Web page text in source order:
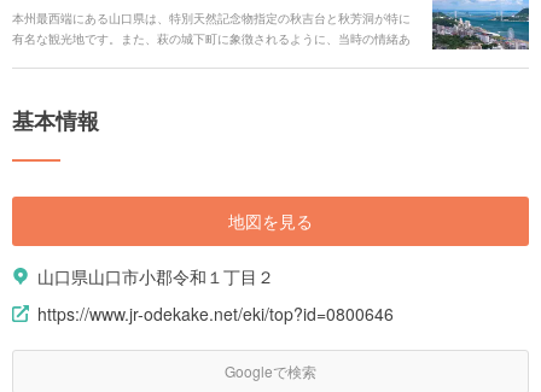
本州最西端にある山口県は、特別天然記念物指定の秋吉台と秋芳洞が特に
有名な観光地です。また、萩の城下町に象徴されるように、当時の情緒あ
酒とともに堪能してみましょう。温泉好きなら名湯に浸かってリラック
基本情報
地図を見る
山口県山口市小郡令和１丁目２
https://www.jr-odekake.net/eki/top?id=0800646
Googleで検索